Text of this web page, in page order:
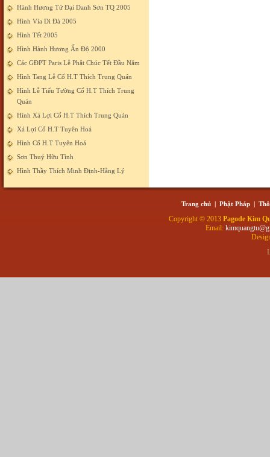
Hành Hương Tứ Đại Danh Sơn TQ 2005
Hình Vía Di Đà 2005
Hình Tết 2005
Hình Hành Hương Ấn Độ 2000
Các GĐPT Paris Lễ Phật Chúc Tết Đầu Năm
Hình Tang Lễ Cố H.T Thích Trung Quán
Hình Lễ Tiểu Tường Cố H.T Thích Trung
Quán
Hình Xá Lợi Cố H.T Thích Trung Quán
Xá Lợi Cố H.T Tuyên Hoá
Hình Cố H.T Tuyên Hoá
Sơn Thuỷ Hữu Tình
Hình Thầy Thích Minh Định-Hằng Lý
Trang chủ | Phật Pháp |
Copyright © 2013 Pagode Kim
Email: